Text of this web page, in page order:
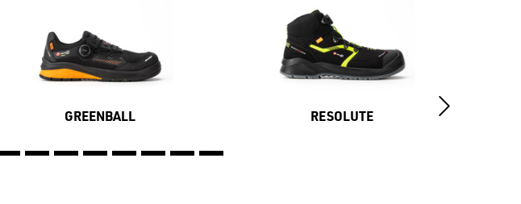
GREENBALL RESOLUTE